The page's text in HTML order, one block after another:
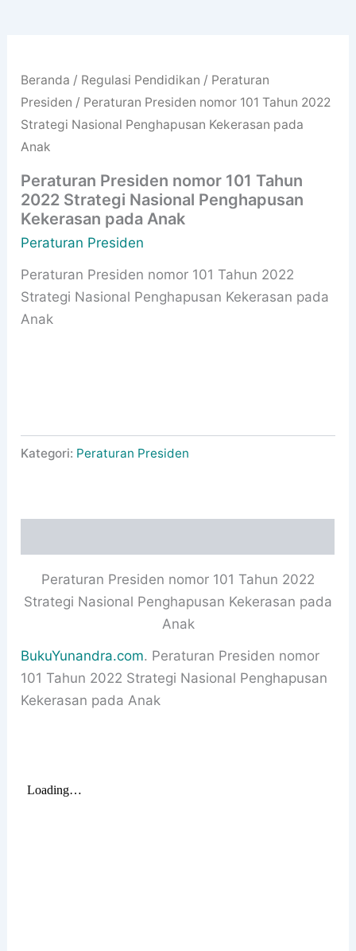
Beranda / Regulasi Pendidikan / Peraturan
Presiden / Peraturan Presiden nomor 101 Tahun 2022
Strategi Nasional Penghapusan Kekerasan pada
Anak
Peraturan Presiden nomor 101 Tahun
2022 Strategi Nasional Penghapusan
Kekerasan pada Anak
Peraturan Presiden
Peraturan Presiden nomor 101 Tahun 2022
Strategi Nasional Penghapusan Kekerasan pada
Anak
Kategori: Peraturan Presiden
Peraturan Presiden nomor 101 Tahun 2022
Strategi Nasional Penghapusan Kekerasan pada
Anak
BukuYunandra.com. Peraturan Presiden nomor
101 Tahun 2022 Strategi Nasional Penghapusan
Kekerasan pada Anak